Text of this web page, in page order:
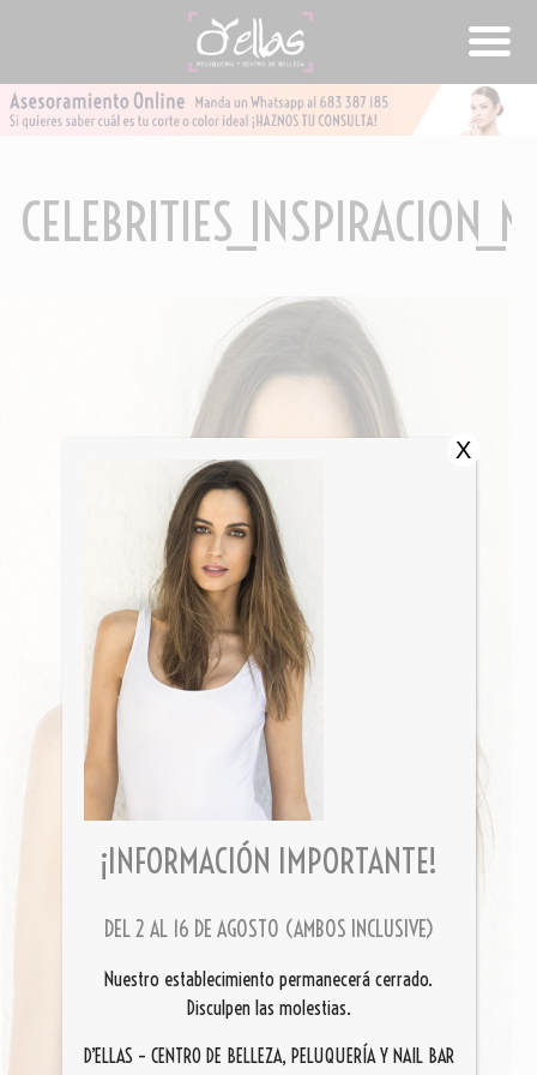
¡INFORMACIÓN IMPORTANTE!
DEL 2 AL 16 DE AGOSTO (AMBOS INCLUSIVE)
Nuestro establecimiento permanecerá cerrado.
Disculpen las molestias.
D’ELLAS – CENTRO DE BELLEZA, PELUQUERÍA Y NAIL BAR
X